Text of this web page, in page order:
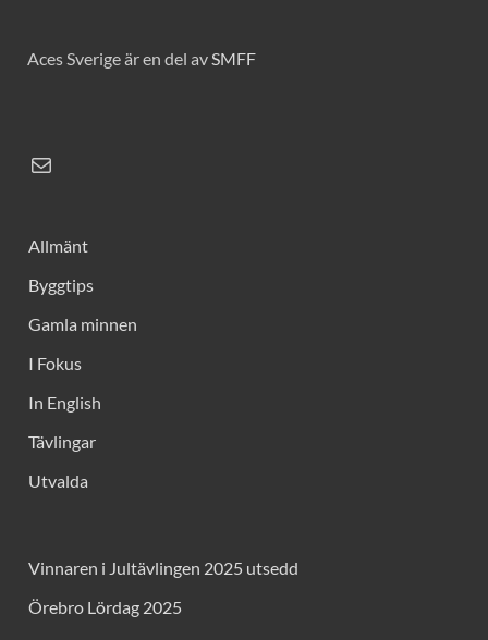
Aces Sverige är en del avSMFF
Allmänt
Byggtips
Gamla minnen
I Fokus
In English
Tävlingar
Utvalda
Vinnaren i Jultävlingen 2025 utsedd
Örebro Lördag 2025